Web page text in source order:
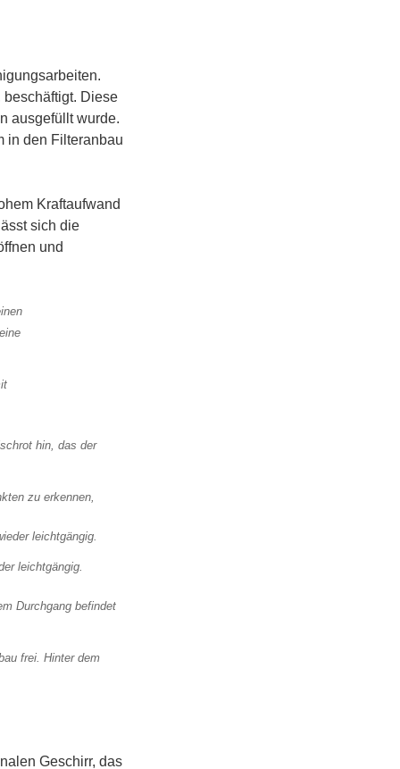
beschäftigt. Diese
ausgefüllt wurde.
in den Filteranbau
Kraftaufwand
sich die
und
zu erkennen,
leichtgängig.
frei. Hinter dem
Geschirr, das